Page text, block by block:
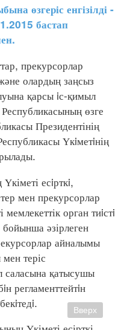
өзгеріс енгізілді -
бастап
прекурсорлар
олардың заңсыз
қарсы iс-қимыл
өзге
Президентінің
Үкiметiнің
есiрткi,
мен прекурсорлар
орган тиiстi
әзірлеген
айналымы
теріс
саласына қатысушы
регламенттейтiн
Вверх